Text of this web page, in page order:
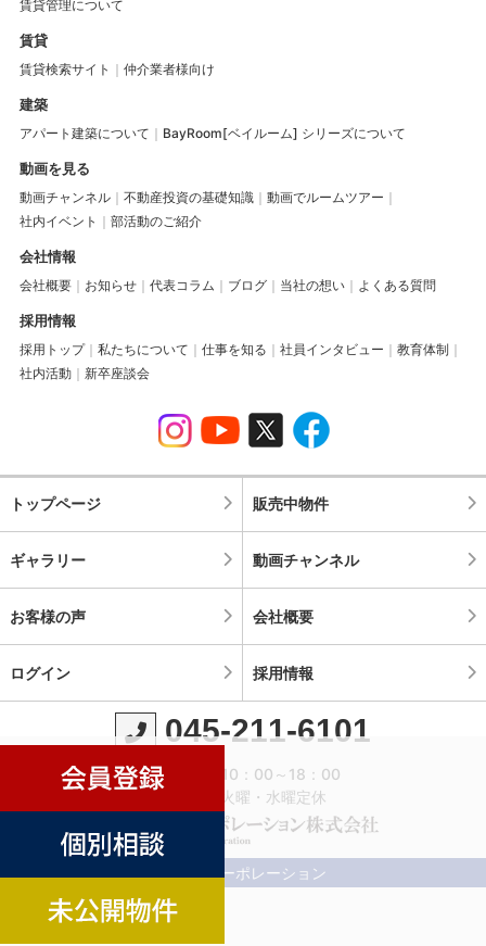
賃貸管理について
賃貸
賃貸検索サイト 仲介業者様向け
建築
アパート建築について BayRoom[ベイルーム] シリーズについて
動画を見る
動画チャンネル 不動産投資の基礎知識
動画でルームツアー
社内イベント
部活動のご紹介
会社情報
会社概要 お知らせ 代表コラム ブログ 当社の想い よくある質問
採用情報
採用トップ 私たちについて 仕事を知る 社員インタビュー
教育体制
社内活動
新卒座談会
トップページ 販売中物件
ギャラリー 動画チャンネル
お客様の声 会社概要
ログイン 採用情報
045-211-6101
営業時間：10：00～18：00
定休日：火曜・水曜定休
©横濱コーポレーション